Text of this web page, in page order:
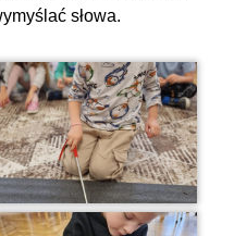
słowa.